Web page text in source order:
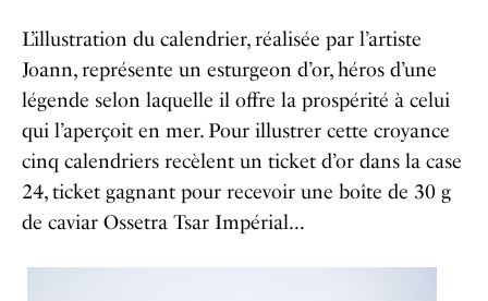
L’illustration du calendrier, réalisée par l’artiste
Joann, représente un esturgeon d’or, héros d’une
légende selon laquelle il offre la prospérité à celui
qui l’aperçoit en mer. Pour illustrer cette croyance
cinq calendriers recèlent un ticket d’or dans la case
24, ticket gagnant pour recevoir une boîte de 30 g
de caviar Ossetra Tsar Impérial…